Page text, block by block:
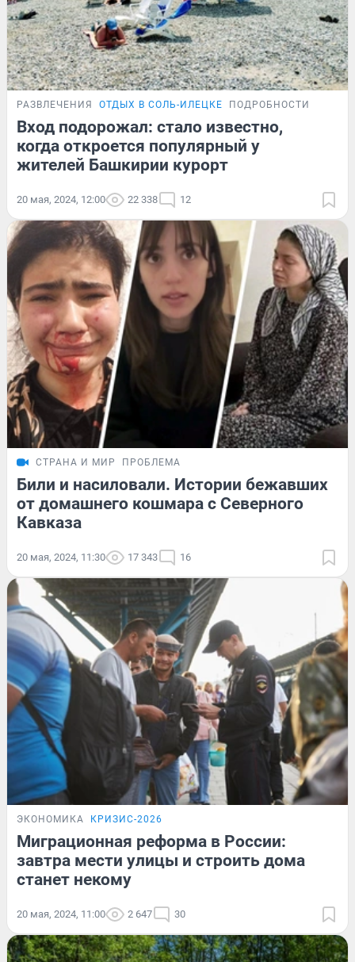
РАЗВЛЕЧЕНИЯ ОТДЫХ В СОЛЬ-ИЛЕЦКЕ ПОДРОБНОСТИ
Вход подорожал: стало известно,
когда откроется популярный у
жителей Башкирии курорт
20 мая, 2024, 12:00 22 338 12
СТРАНА И МИР ПРОБЛЕМА
Били и насиловали. Истории бежавших
от домашнего кошмара с Северного
Кавказа
20 мая, 2024, 11:30 17 343 16
ЭКОНОМИКА КРИЗИС-2026
Миграционная реформа в России:
завтра мести улицы и строить дома
станет некому
20 мая, 2024, 11:00 2 647 30